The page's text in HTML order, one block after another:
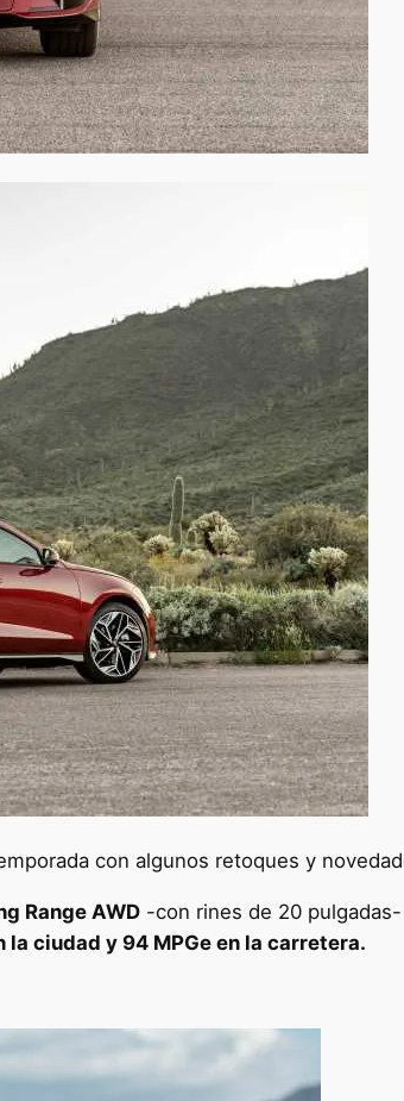
con algunos retoques y
Range AWD -con rines de 20
la ciudad y 94 MPGe en la carretera.